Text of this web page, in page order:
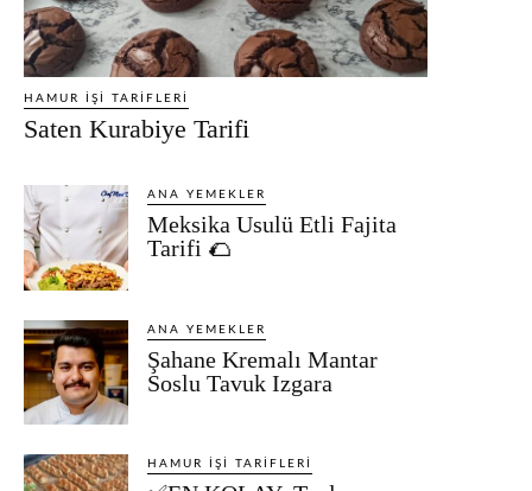
HAMUR İŞI TARIFLERI
Saten Kurabiye Tarifi
ANA YEMEKLER
Meksika Usulü Etli Fajita
Tarifi 🌮
ANA YEMEKLER
Şahane Kremalı Mantar
Soslu Tavuk Izgara
HAMUR İŞI TARIFLERI